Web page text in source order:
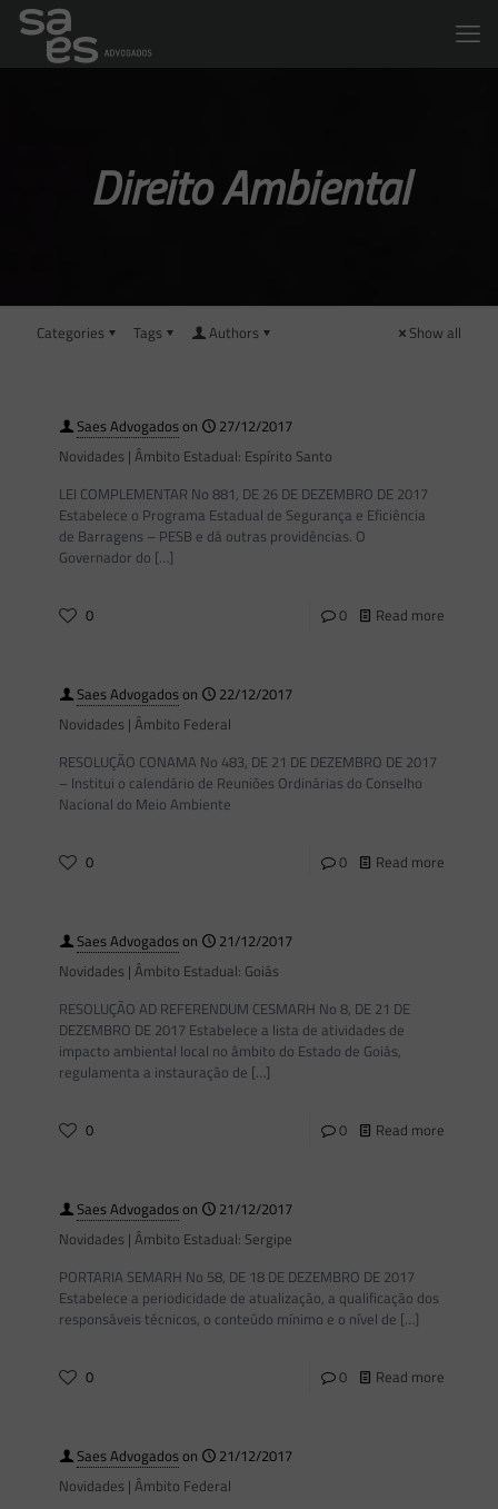
Direito Ambiental
Categories Tags Authors Show all
Saes Advogadoson
27/12/2017
Novidades | Âmbito Estadual: Espírito Santo
LEI COMPLEMENTAR No 881, DE 26 DE DEZEMBRO DE 2017
Estabelece o Programa Estadual de Segurança e Eficiência
de Barragens – PESB e dá outras providências. O
Governador do […]
0 0 Read more
Saes Advogadoson
22/12/2017
Novidades | Âmbito Federal
RESOLUÇÃO CONAMA No 483, DE 21 DE DEZEMBRO DE 2017
– Institui o calendário de Reuniões Ordinárias do Conselho
Nacional do Meio Ambiente
0 0 Read more
Saes Advogadoson
21/12/2017
Novidades | Âmbito Estadual: Goiás
RESOLUÇÃO AD REFERENDUM CESMARH No 8, DE 21 DE
DEZEMBRO DE 2017 Estabelece a lista de atividades de
impacto ambiental local no âmbito do Estado de Goiás,
regulamenta a instauração de […]
0 0 Read more
Saes Advogadoson
21/12/2017
Novidades | Âmbito Estadual: Sergipe
PORTARIA SEMARH No 58, DE 18 DE DEZEMBRO DE 2017
Estabelece a periodicidade de atualização, a qualificação dos
responsáveis técnicos, o conteúdo mínimo e o nível de […]
0 0 Read more
Saes Advogadoson
21/12/2017
Novidades | Âmbito Federal